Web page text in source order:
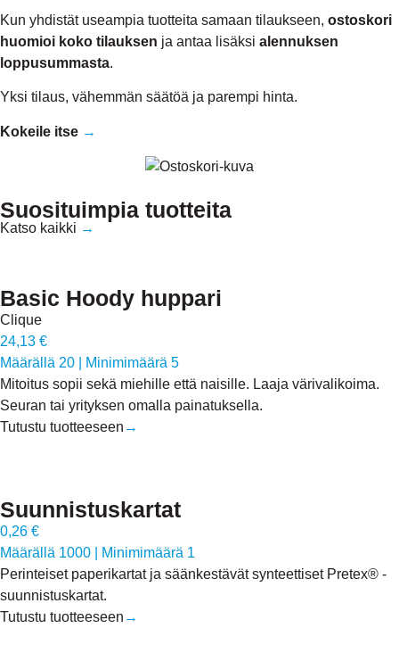
Kun yhdistät useampia tuotteita samaan tilaukseen, ostoskori
huomioi koko tilauksen ja antaa lisäksi alennuksen
loppusummasta.
Yksi tilaus, vähemmän säätöä ja parempi hinta.
Kokeile itse →
Suosituimpia tuotteita
Katso kaikki →
Basic Hoody huppari
Clique
24,13 €
Määrällä 20
Minimimäärä 5
Mitoitus sopii sekä miehille että naisille. Laaja värivalikoima.
Seuran tai yrityksen omalla painatuksella.
Tutustu tuotteeseen →
Suunnistuskartat
0,26 €
Määrällä 1000
Minimimäärä 1
Perinteiset paperikartat ja säänkestävät synteettiset Pretex® -
suunnistuskartat.
Tutustu tuotteeseen →